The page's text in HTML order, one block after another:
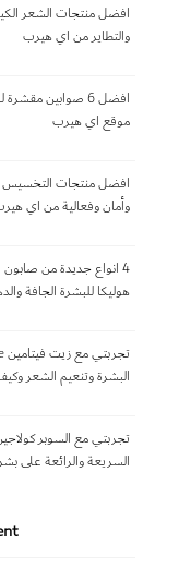
افضل منتجات الشعر
والتطاير من اي هيرب
افضل 6 صوابين
موقع اي هيرب
افضل منتجات التخسيس
وأمان وفعالية من اي
4 انواع جديدة من
هوليكا للبشرة الجافة
البشرة وتنعيم الشعر
تجربتي مع السوبر
السريعة والرائعة على